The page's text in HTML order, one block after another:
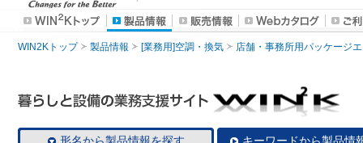
WIN2Kトップ 製品情報 [業務用]空調・換気 店舗・事務所用パッケージ